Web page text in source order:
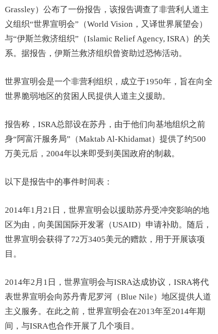
Grassley）公布了一份报告，该报告调查了非营利人道主
义组织“世界宣明会”（World Vision，又译世界展望会）
与“伊斯兰救济组织”（Islamic Relief Agency, ISRA）的关
系。据报告，伊斯兰救济组织曾资助过恐怖活动。
世界宣明会是一个非营利组织，成立于1950年，旨在向全
世界脆弱地区的贫困人民提供人道主义援助。
报告称，ISRA总部设在苏丹，由于他们向基地组织之前
身“阿富汗服务局”（Maktab Al-Khidamat）提供了约500
万美元后，2004年以来即受到美国政府的制裁。
以下是报告中的事件时间表：
2014年1月21日，世界宣明会以援助苏丹受冲突影响的地
区为由，向美国国际开发署（USAID）申请补助。随后，
世界宣明会获得了72万3405美元的赠款，用于开展该项
目。
2014年2月1日，世界宣明会与ISRA达成协议，ISRA将代
表世界宣明会向苏丹青尼罗河（Blue Nile）地区提供人道
主义服务。在此之前，世界宣明会在2013年至2014年期
间，与ISRA也合作开展了几个项目。